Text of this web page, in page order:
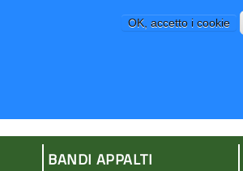
OK, accetto i cookie
BANDI APPALTI